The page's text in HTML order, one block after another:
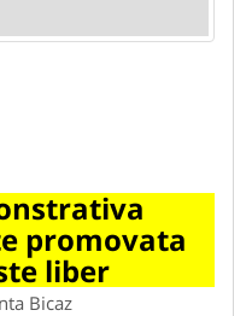
promovata
liber
Bicaz